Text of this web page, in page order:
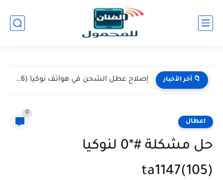
📁 آخر الأخبار إصلاح عطل الشحن في هواتف نوكيا (Nokia 105 / 106)...
اعطال
0
حل مشكلة #*0 لنوكيا
ta1147(105)